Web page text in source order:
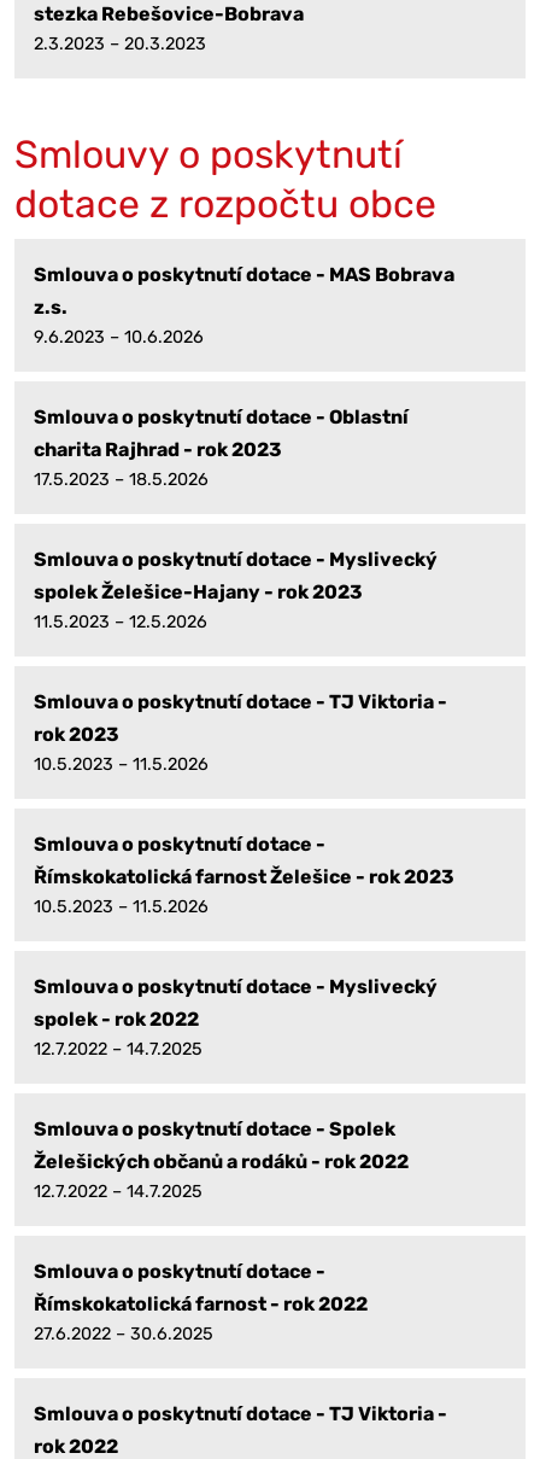
stezka Rebešovice-Bobrava
2.3.2023 – 20.3.2023
Smlouvy o poskytnutí
dotace z rozpočtu obce
Smlouva o poskytnutí dotace - MAS Bobrava
z.s.
9.6.2023 – 10.6.2026
Smlouva o poskytnutí dotace - Oblastní
charita Rajhrad - rok 2023
17.5.2023 – 18.5.2026
Smlouva o poskytnutí dotace - Myslivecký
spolek Želešice-Hajany - rok 2023
11.5.2023 – 12.5.2026
Smlouva o poskytnutí dotace - TJ Viktoria -
rok 2023
10.5.2023 – 11.5.2026
Smlouva o poskytnutí dotace -
Římskokatolická farnost Želešice - rok 2023
10.5.2023 – 11.5.2026
Smlouva o poskytnutí dotace - Myslivecký
spolek - rok 2022
12.7.2022 – 14.7.2025
Smlouva o poskytnutí dotace - Spolek
Želešických občanů a rodáků - rok 2022
12.7.2022 – 14.7.2025
Smlouva o poskytnutí dotace -
Římskokatolická farnost - rok 2022
27.6.2022 – 30.6.2025
Smlouva o poskytnutí dotace - TJ Viktoria -
rok 2022